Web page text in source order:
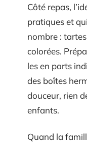
Côté repas,
pratiques et
nombre :
colorées.
les en parts
des boîtes
douceur, rien
enfants.
Quand la